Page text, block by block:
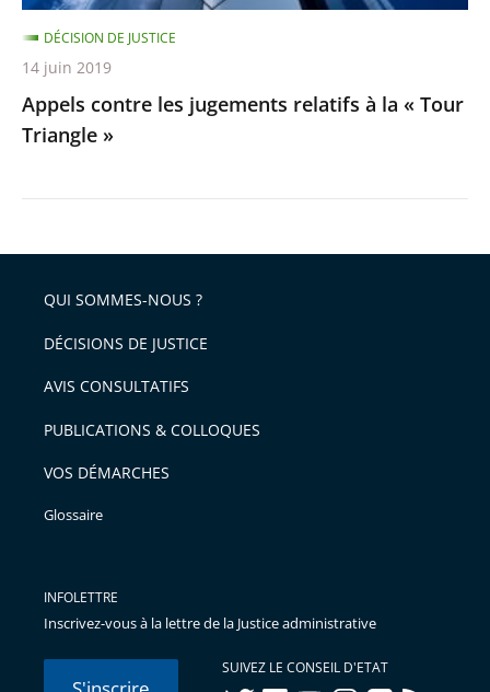
Triangle
»
Appels contre les jugements relatifs à la « Tour
Triangle »
DÉCISION DE JUSTICE
14 juin 2019
QUI SOMMES-NOUS ?
DÉCISIONS DE JUSTICE
AVIS CONSULTATIFS
PUBLICATIONS & COLLOQUES
VOS DÉMARCHES
Glossaire
INFOLETTRE
Inscrivez-vous à la lettre de la Justice administrative
SUIVEZ LE CONSEIL D'ETAT